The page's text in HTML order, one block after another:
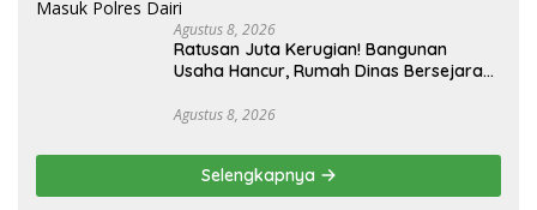
Agustus 8, 2026
Ratusan Juta Kerugian! Bangunan
Usaha Hancur, Rumah Dinas Bersejarah
Resmi Masuk Polres Dairi
Agustus 8, 2026
Selengkapnya